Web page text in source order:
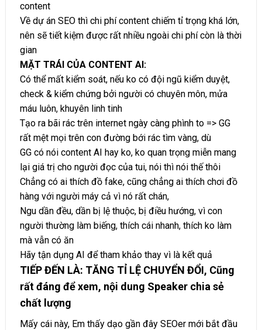
content
Về dự án SEO thì chi phí content chiếm tỉ trọng khá lớn,
nên sẽ tiết kiệm được rất nhiều ngoài chi phí còn là thời
gian
MẶT TRÁI CỦA CONTENT AI:
Có thể mất kiểm soát, nếu ko có đội ngũ kiểm duyệt,
check & kiểm chứng bởi người có chuyên môn, mửa
máu luôn, khuyên linh tinh
Tạo ra bãi rác trên internet ngày càng phình to => GG
rất mệt mọi trên con đường bới rác tìm vàng, dù
GG có nói content AI hay ko, ko quan trọng miễn mang
lại giá trị cho người đọc của tui, nói thì nói thế thôi
Chẳng có ai thích đồ fake, cũng chẳng ai thích chơi đồ
hàng với người máy cả vì nó rất chán,
Ngu dần đều, dần bị lệ thuộc, bị điều hướng, vì con
người thường làm biếng, thích cái nhanh, thích ko làm
mà vẫn có ăn
Hãy tận dụng AI để tham khảo thay vì là kết quả
TIẾP ĐẾN LÀ: TĂNG TỈ LỆ CHUYỂN ĐỔI, Cũng
rất đáng để xem, nội dung Speaker chia sẻ
chất lượng
Mấy cái này, Em thấy dạo gần đây SEOer mới bắt đầu